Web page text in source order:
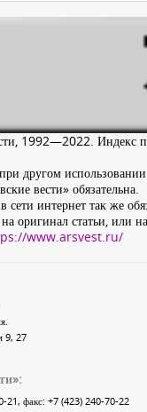
1992—2022. Индекс
другом
вести» обязательна.
интернет так же
оригинал статьи, или
www.arsvest.ru/
9, 27
»:
21, факс: +7 (423) 240-70-22